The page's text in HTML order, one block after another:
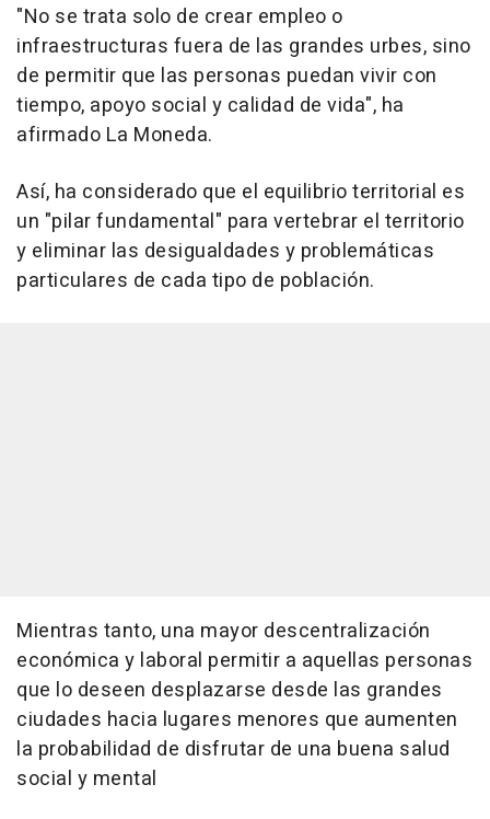
"No se trata solo de crear empleo o
infraestructuras fuera de las grandes urbes, sino
de permitir que las personas puedan vivir con
tiempo, apoyo social y calidad de vida", ha
afirmado La Moneda.
Así, ha considerado que el equilibrio territorial es
un "pilar fundamental" para vertebrar el territorio
y eliminar las desigualdades y problemáticas
particulares de cada tipo de población.
Mientras tanto, una mayor descentralización
económica y laboral permitir a aquellas personas
que lo deseen desplazarse desde las grandes
ciudades hacia lugares menores que aumenten
la probabilidad de disfrutar de una buena salud
social y mental